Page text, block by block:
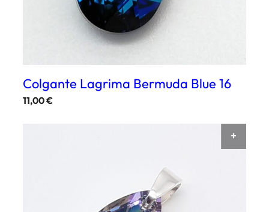
Colgante Lagrima Bermuda Blue 16
11,00€